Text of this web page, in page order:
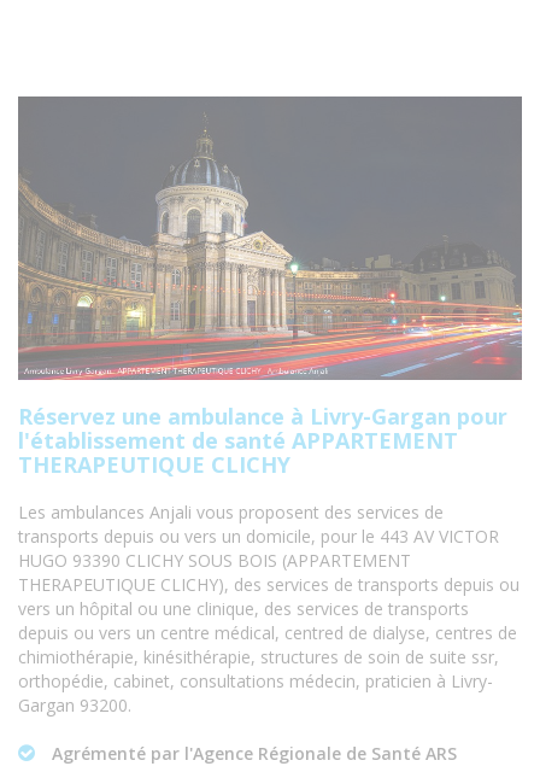
Réservez une ambulance à Livry-Gargan pour
l'établissement de santé APPARTEMENT
THERAPEUTIQUE CLICHY
Les ambulances Anjali vous proposent des services de
transports depuis ou vers un domicile, pour le 443 AV VICTOR
HUGO 93390 CLICHY SOUS BOIS (APPARTEMENT
THERAPEUTIQUE CLICHY), des services de transports depuis ou
vers un hôpital ou une clinique, des services de transports
depuis ou vers un centre médical, centred de dialyse, centres de
chimiothérapie, kinésithérapie, structures de soin de suite ssr,
orthopédie, cabinet, consultations médecin, praticien à Livry-
Gargan 93200.
Agrémenté par l'Agence Régionale de Santé ARS